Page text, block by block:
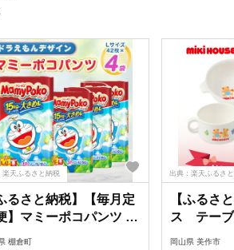
楽天ふるさと納税
るさと納税】【毎月定
】マミーポコパンツ L
棚倉町
出典：楽天ふるさ
【ふるさ
ス テーブ
(F35)【
岡山県 美作市